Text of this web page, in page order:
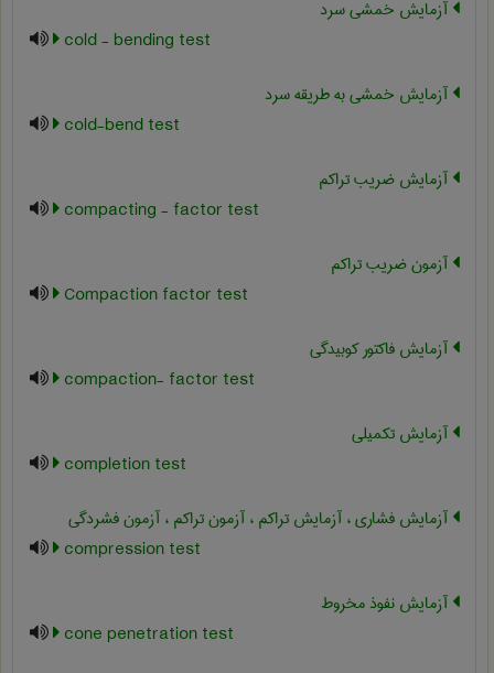
آزمایش خمشی سرد
cold - bending test
آزمایش خمشی به طریقه سرد
cold-bend test
آزمایش ضریب تراکم
compacting - factor test
آزمون ضریب تراکم
Compaction factor test
آزمایش فاکتور کوبیدگی
compaction- factor test
آزمایش تکمیلی
completion test
آزمایش فشاری ، آزمایش تراکم ، آزمون تراکم ، آزمون فشردگی
compression test
آزمایش نفوذ مخروط
cone penetration test